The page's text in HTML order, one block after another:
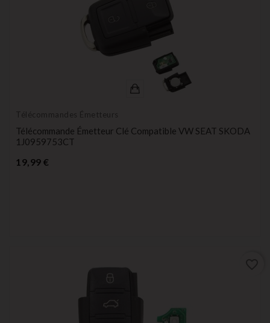
Télécommandes Émetteurs
Télécommande Émetteur Clé Compatible VW SEAT SKODA
1J0959753CT
19,99 €